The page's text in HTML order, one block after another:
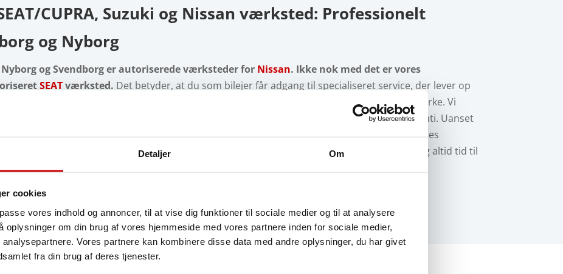
Detaljer Om
cookies
vores indhold og annoncer, til at vise dig funktioner til sociale medier og til at analysere
oplysninger om din brug af vores hjemmeside med vores partnere inden for sociale medier,
Vores partnere kan kombinere disse data med andre oplysninger, du har givet
fra din brug af deres tjenester.
CUPRA, Suzuki og Nissanværksted: Professionelt
og Nyborg
og Svendborg er autoriserede værksteder for Nissan. Ikke nok med det er vores
SEATværksted. Det betyder, at du som bilejer får adgang til specialiseret service, der lever op
derfor altid behandlet af teknikere med den nyeste uddannelse og viden om netop dit bilmærke.Vi
forskrifter og sørger for, at din bil bevarer både driftssikkerhed og fabriksgaranti. Uanset
fejlfinding, garantiarbejde eller reparation, kan du trygt overlade din bil til os.
Vores
som gør det muligt at identificere og løse problemer. Vi tager os selvfølgelig altid tid til